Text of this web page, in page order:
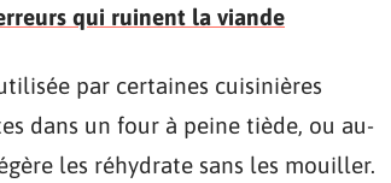
qui ruinent la viande
par certaines cuisinières
dans un four à peine tiède, ou au-
les réhydrate sans les mouiller.